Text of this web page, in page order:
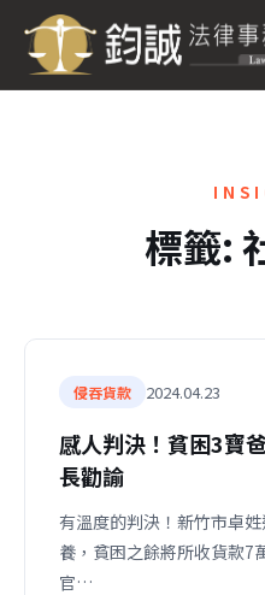
標籤:
侵吞貨款 2024.04.23
感人判決！貧困3寶
長勸諭
有溫度的判決！新竹市卓
養，貧困之餘將所收貨款7
官…